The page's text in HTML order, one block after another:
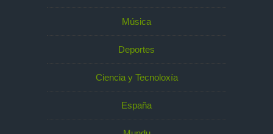
Música
Deportes
Ciencia y Tecnoloxía
España